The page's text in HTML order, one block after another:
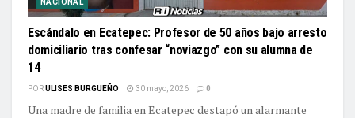
Escándalo en Ecatepec: Profesor de 50 años bajo arresto
domiciliario tras confesar “noviazgo” con su alumna de
14
PORULISES BURGUEÑO 30 mayo, 2026 0
Una madre de familia en Ecatepec destapó un alarmante